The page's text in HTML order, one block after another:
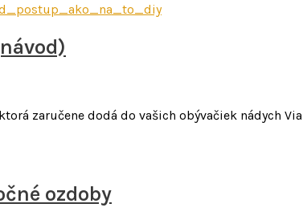
zaručene dodá do vašich obývačiek nádych
ozdoby